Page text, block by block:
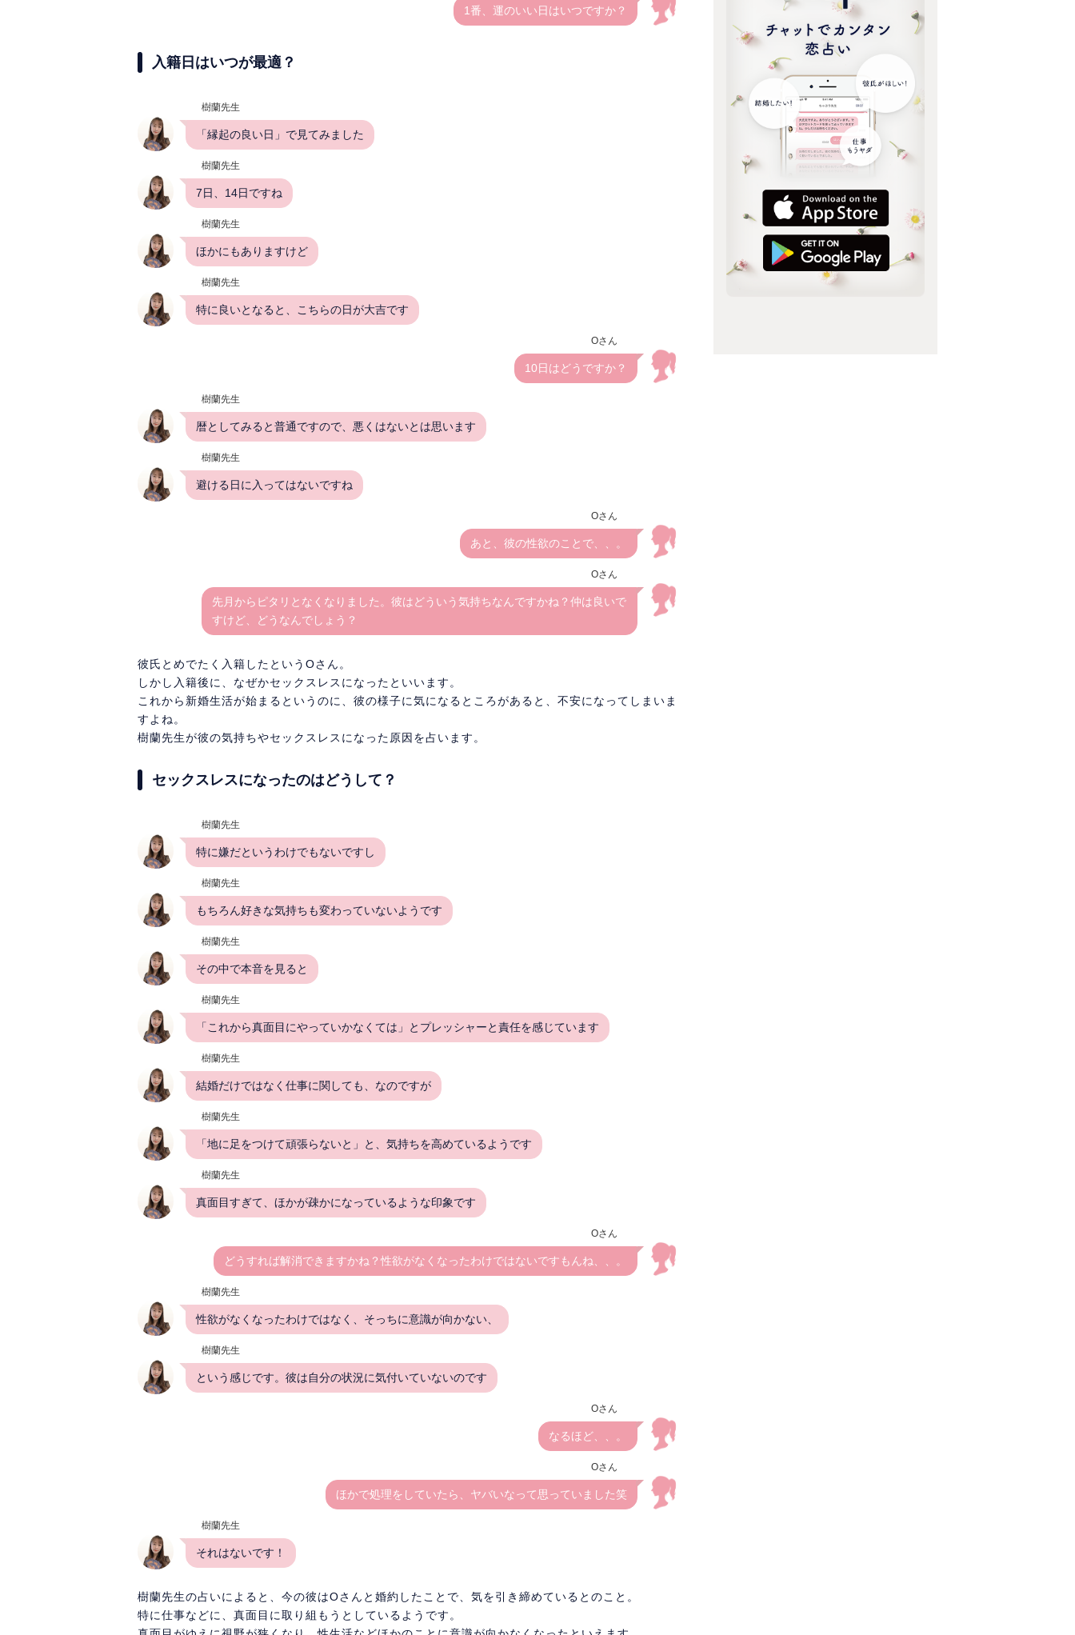
1番、運のいい日はいつですか？
入籍日はいつが最適？
樹蘭先生
「縁起の良い日」で見てみました
樹蘭先生
7日、14日ですね
樹蘭先生
ほかにもありますけど
樹蘭先生
特に良いとなると、こちらの日が大吉です
Oさん
10日はどうですか？
樹蘭先生
暦としてみると普通ですので、悪くはないとは思います
樹蘭先生
避ける日に入ってはないですね
Oさん
あと、彼の性欲のことで、、。
Oさん
先月からピタリとなくなりました。彼はどういう気持ちなんですかね？仲は良いで
すけど、どうなんでしょう？
彼氏とめでたく入籍したというOさん。
しかし入籍後に、なぜかセックスレスになったといいます。
これから新婚生活が始まるというのに、彼の様子に気になるところがあると、不安になってしまいま
すよね。
樹蘭先生が彼の気持ちやセックスレスになった原因を占います。
セックスレスになったのはどうして？
樹蘭先生
特に嫌だというわけでもないですし
樹蘭先生
もちろん好きな気持ちも変わっていないようです
樹蘭先生
その中で本音を見ると
樹蘭先生
「これから真面目にやっていかなくては」とプレッシャーと責任を感じています
樹蘭先生
結婚だけではなく仕事に関しても、なのですが
樹蘭先生
「地に足をつけて頑張らないと」と、気持ちを高めているようです
樹蘭先生
真面目すぎて、ほかが疎かになっているような印象です
Oさん
どうすれば解消できますかね？性欲がなくなったわけではないですもんね、、。
樹蘭先生
性欲がなくなったわけではなく、そっちに意識が向かない、
樹蘭先生
という感じです。彼は自分の状況に気付いていないのです
Oさん
なるほど、、。
Oさん
ほかで処理をしていたら、ヤバいなって思っていました笑
樹蘭先生
それはないです！
樹蘭先生の占いによると、今の彼はOさんと婚約したことで、気を引き締めているとのこと。
特に仕事などに、真面目に取り組もうとしているようです。